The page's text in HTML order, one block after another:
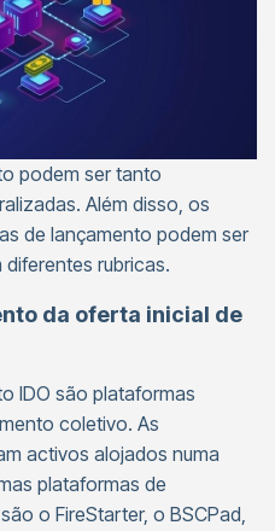
podem ser tanto
Além disso, os
de lançamento podem ser
rubricas.
da oferta inicial de
IDO são plataformas
coletivo. As
activos alojados numa
plataformas de
o FireStarter, o BSCPad,